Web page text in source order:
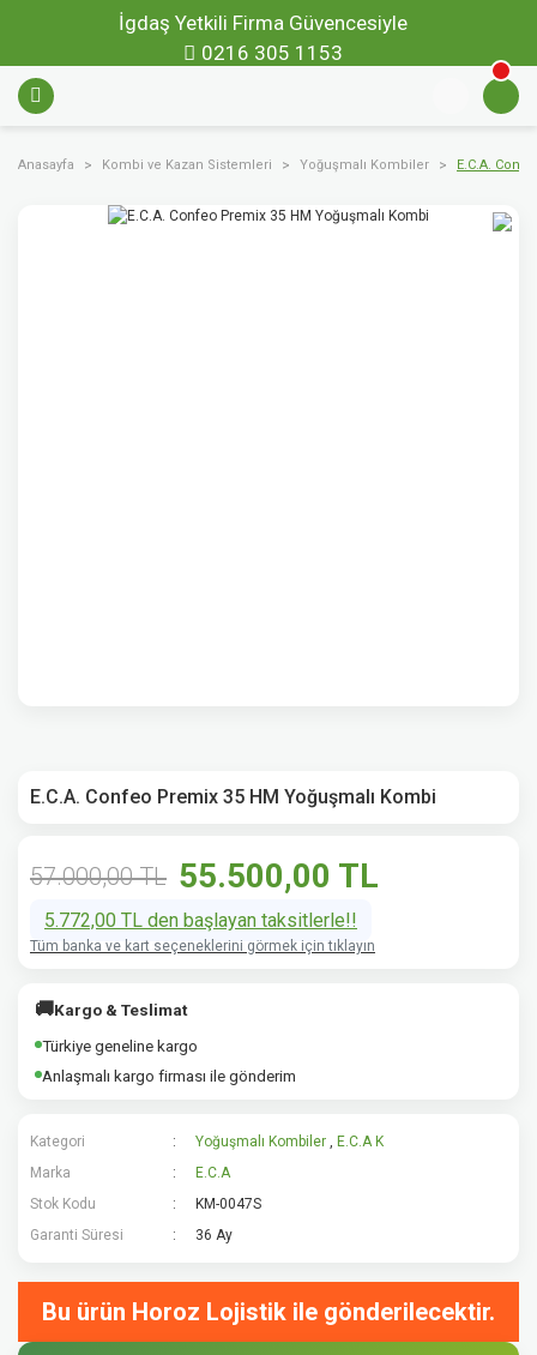
İgdaş Yetkili Firma Güvencesiyle
0216 305 1153
Anasayfa Kombi ve Kazan Sistemleri Yoğuşmalı Kombiler E.C.A.
E.C.A. Confeo Premix 35 HM Yoğuşmalı Kombi
57.000,00 TL 55.500,00 TL
5.772,00 TL den başlayan taksitlerle!!
Tüm banka ve kart seçeneklerini görmek için tıklayın
🚚Kargo & Teslimat
Türkiye geneline kargo
Anlaşmalı kargo firması ile gönderim
Kategori Yoğuşmalı Kombiler , E.C.A Kombiler
Marka
E.C.A
Stok Kodu
KM-0047S
Garanti Süresi
36 Ay
Bu ürün Horoz Lojistik ile gönderilecektir.